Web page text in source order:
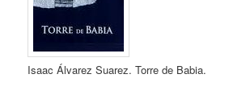
Isaac Álvarez Suarez. Torre de Babia.